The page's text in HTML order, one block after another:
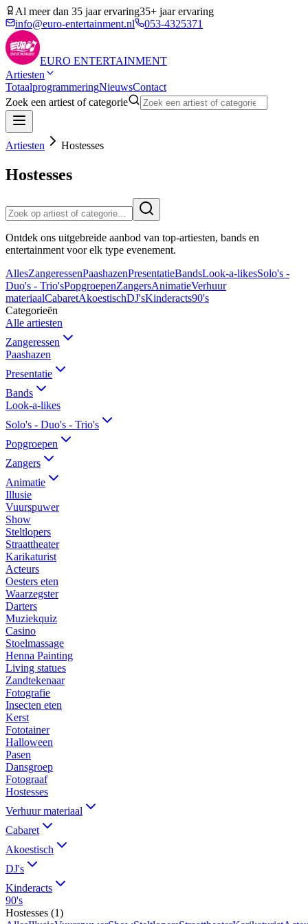
Al meer dan 35 jaar ervaring35+ jaar ervaring
info@euro-entertainment.nl
053-4325371
EURO ENTERTAINMENT
Artiesten
TotaalprogrammeringNieuwsContact
Zoek een artiest of categorie
Artiesten Hostesses
Hostesses
Ontdek ons uitgebreide aanbod van top-artiesten, bands en
entertainment voor elk type evenement.
AllesZangeressenPaashazenPresentatieBandsLook-a-likesSolo's -
Duo's - Trio'sPopgroepenZangersAnimatieVerhuur
materiaalCabaretAkoestischDJ'sKinderacts90's
Categorieën
Alle artiesten
Zangeressen
Paashazen
Presentatie
Bands
Look-a-likes
Solo's - Duo's - Trio's
Popgroepen
Zangers
Animatie
Illusie
Vuurspuwer
Show
Steltlopers
Straattheater
Karikaturist
Acteurs
Oesters eten
Waarzegster
Darters
Muziekquiz
Casino
Stoelmassage
Henna Painting
Living statues
Zandtekenaar
Fotografie
Insecten eten
Kerst
Fototainer
Halloween
Pasen
Dansgroep
Fotograaf
Hostesses
Verhuur materiaal
Cabaret
Akoestisch
DJ's
Kinderacts
90's
Hostesses (1)